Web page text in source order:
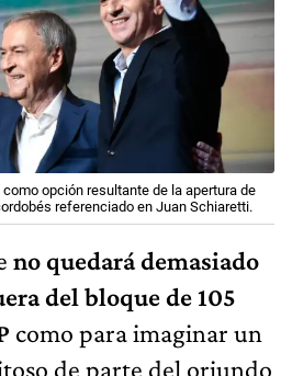
opción resultante de la apertura de
referenciado en Juan Schiaretti.
no quedará demasiado
del bloque de 105
como para imaginar un
de parte del oriundo